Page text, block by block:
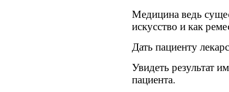
Медицина ведь
искусство и как
Дать пациенту
Увидеть результат
пациента.